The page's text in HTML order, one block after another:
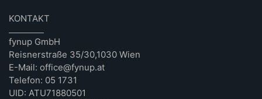
KONTAKT
fynup GmbH
Reisnerstraße 35/30,1030 Wien
E-Mail: office@fynup.at
Telefon: 05 1731
UID: ATU71880501